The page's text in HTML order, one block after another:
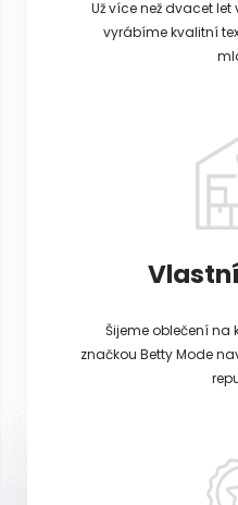
Už více než dvacet
vyrábíme kvalitní
Šijeme oblečení
značkou Betty Mode